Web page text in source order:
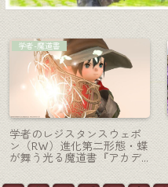
黒魔道士-杖
グラハの杖・クリスタル製
の黒魔道士武器『サイオン
ズアーク・ロッド』